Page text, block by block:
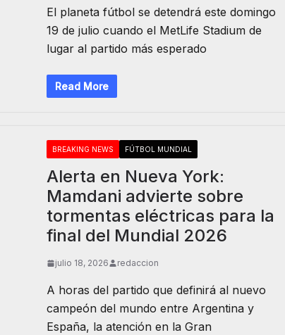
El planeta fútbol se detendrá este domingo
19 de julio cuando el MetLife Stadium de
lugar al partido más esperado
Read More
BREAKING NEWS FÚTBOL MUNDIAL
Alerta en Nueva York:
Mamdani advierte sobre
tormentas eléctricas para la
final del Mundial 2026
julio 18, 2026 redaccion
A horas del partido que definirá al nuevo
campeón del mundo entre Argentina y
España, la atención en la Gran